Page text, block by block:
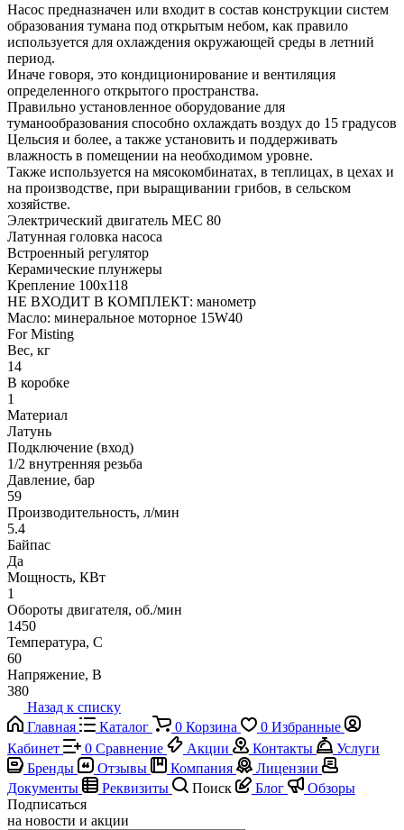
Насос предназначен или входит в состав конструкции систем
образования тумана под открытым небом, как правило
используется для охлаждения окружающей среды в летний
период.
Иначе говоря, это кондиционирование и вентиляция
определенного открытого пространства.
Правильно установленное оборудование для
туманообразования способно охлаждать воздух до 15 градусов
Цельсия и более, а также установить и поддерживать
влажность в помещении на необходимом уровне.
Также используется на мясокомбинатах, в теплицах, в цехах и
на производстве, при выращивании грибов, в сельском
хозяйстве.
Электрический двигатель MEC 80
Латунная головка насоса
Встроенный регулятор
Керамические плунжеры
Крепление 100х118
НЕ ВХОДИТ В КОМПЛЕКТ: манометр
Масло: минеральное моторное 15W40
For Misting
Вес, кг
14
В коробке
1
Материал
Латунь
Подключение (вход)
1/2 внутренняя резьба
Давление, бар
59
Производительность, л/мин
5.4
Байпас
Да
Мощность, КВт
1
Обороты двигателя, об./мин
1450
Температура, C
60
Напряжение, В
380
Назад к списку
Главная
Каталог 0 Корзина 0 Избранные
Кабинет
0 Сравнение Акции Контакты
Услуги
Бренды
Отзывы Компания
Лицензии
Документы
Реквизиты Поиск Блог
Обзоры
Подписаться
на новости и акции